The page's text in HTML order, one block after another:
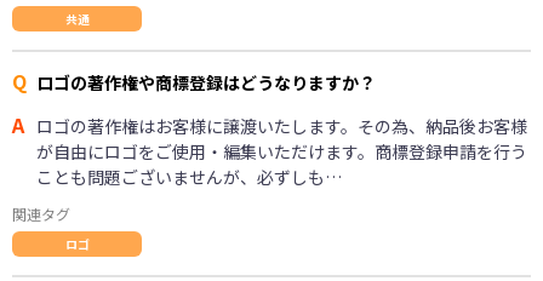
共通
Q ロゴの著作権や商標登録はどうなりますか？
A ロゴの著作権はお客様に譲渡いたします。その為、納品後お客様
が自由にロゴをご使用・編集いただけます。商標登録申請を行う
ことも問題ございませんが、必ずしも…
関連タグ
ロゴ